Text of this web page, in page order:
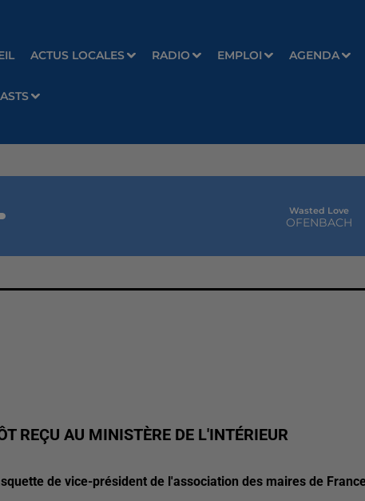
ACTUS LOCALES RADIO EMPLOI AGENDA
Wasted Love
OFENBACH
REÇU AU MINISTÈRE DE L'INTÉRIEUR
de vice-président de l'association des maires de